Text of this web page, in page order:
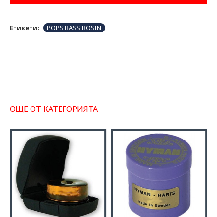
Етикети: POPS BASS ROSIN
ОЩЕ ОТ КАТЕГОРИЯТА